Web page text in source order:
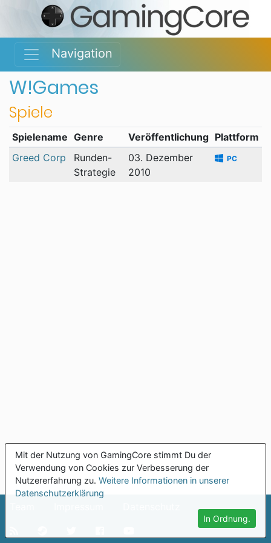
Mit der Nutzung von GamingCore stimmt Du der
Verwendung von Cookies zur Verbesserung der
Nutzererfahrung zu. Weitere Informationen in unserer
Datenschutzerklärung
In Ordnung.
Navigation
W!Games
Spiele
Spielename Genre Veröffentlichung Plattform
Greed Corp
Runden-
Strategie
03. Dezember
2010
PC